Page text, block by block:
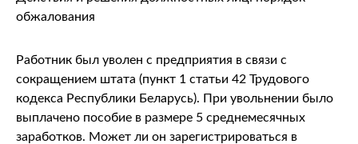
обжалования
Работник был уволен с предприятия в связи с
сокращением штата (пункт 1 статьи 42 Трудового
кодекса Республики Беларусь). При увольнении было
выплачено пособие в размере 5 среднемесячных
заработков. Может ли он зарегистрироваться в